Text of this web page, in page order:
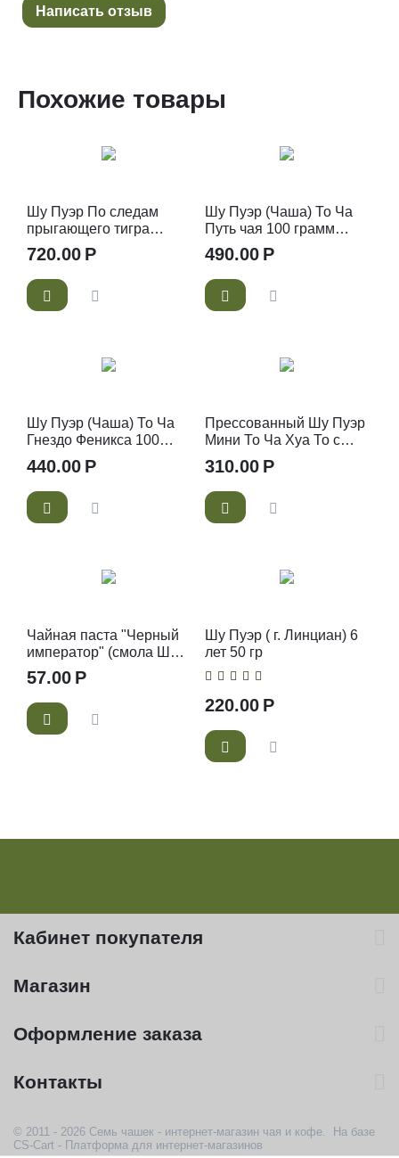
Написать отзыв
Похожие товары
Шу Пуэр По следам
прыгающего тигра
(Блин) 315-357 гр 2018
год
720.00 Р
Шу Пуэр (Чаша) То Ча
Путь чая 100 грамм
2020 год
490.00 Р
Шу Пуэр (Чаша) То Ча
Гнездо Феникса 100
грамм Фабрика Лао
Цанг
440.00 Р
Прессованный Шу Пуэр
Мини То Ча Хуа То с
хризантемой 50 гр
310.00 Р
Чайная паста "Черный
император" (смола Шу
Пуэра)
57.00 Р
Шу Пуэр ( г. Линциан) 6
лет 50 гр
220.00 Р
Кабинет покупателя
Магазин
Оформление заказа
Контакты
© 2011 - 2026 Семь чашек - интернет-магазин чая и кофе. На базе
CS-Cart - Платформа для интернет-магазинов